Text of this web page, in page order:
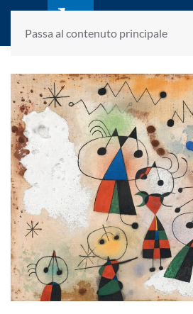
Passa al contenuto principale
fondato da